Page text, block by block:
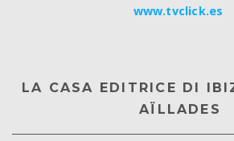
www.tvclick.es
LA CASA EDITRICE DI
AÏLLADES